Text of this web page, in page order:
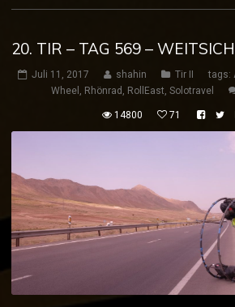
20. TIR – TAG 569 –
Juli 11, 2017 shahin Tir II tags:
Wheel , Rhönrad , RollEast, Solotravel
14800 71